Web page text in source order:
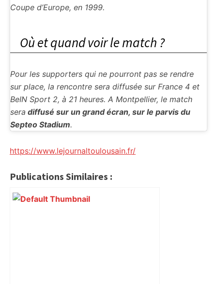
Coupe d’Europe, en 1999.
Où et quand voir le match ?
Pour les supporters qui ne pourront pas se rendre
sur place, la rencontre sera diffusée sur France 4 et
BeIN Sport 2, à 21 heures. A Montpellier, le match
sera diffusé sur un grand écran, sur le parvis du
Septeo Stadium.
https://www.lejournaltoulousain.fr/
Publications Similaires :